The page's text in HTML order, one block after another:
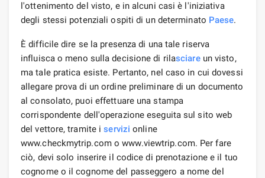
l'ottenimento del visto, e in alcuni casi è l'iniziativa
degli stessi potenziali ospiti di un determinato Paese.
È difficile dire se la presenza di una tale riserva
influisca o meno sulla decisione di rilasciareun visto,
ma tale pratica esiste. Pertanto, nel caso in cui dovessi
allegare prova di un ordine preliminare di un documento
al consolato, puoi effettuare una stampa
corrispondente dell'operazione eseguita sul sito web
del vettore, tramite iservizi online
www.checkmytrip.com o www.viewtrip.com. Per fare
ciò, devi solo inserire il codice di prenotazione e il tuo
cognome o il cognome del passeggero a nome del